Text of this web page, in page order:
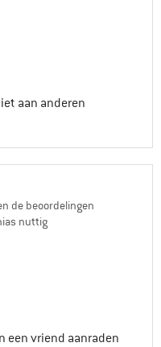
aan anderen
de beoordelingen
nuttig
een vriend aanraden